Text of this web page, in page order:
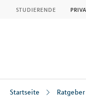
studierende
Startseite Ratgeber